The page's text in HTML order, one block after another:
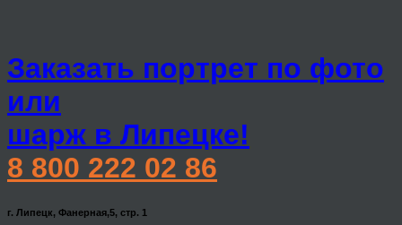
Заказать портрет по фото
или
шарж в Липецке!
8 800 222 02 86
г. Липецк, Фанерная,5, стр. 1